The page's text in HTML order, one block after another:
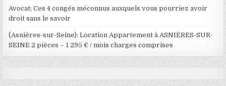
Avocat; Ces 4 congés méconnus auxquels vous pourriez avoir
droit sans le savoir
(Asnières-sur-Seine): Location Appartement à ASNIÈRES-SUR-
SEINE 2 pièces – 1 295 € / mois charges comprises